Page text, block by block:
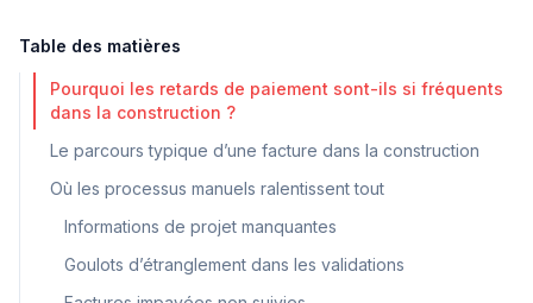
Table des matières
Pourquoi les retards de paiement sont-ils si fréquents
dans la construction ?
Le parcours typique d’une facture dans la construction
Où les processus manuels ralentissent tout
Informations de projet manquantes
Goulots d’étranglement dans les validations